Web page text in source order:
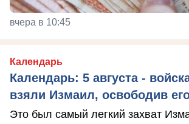
вчера в 10:45
Календарь
Календарь: 5 августа -
взяли Измаил, освободив
Это был самый легкий захват